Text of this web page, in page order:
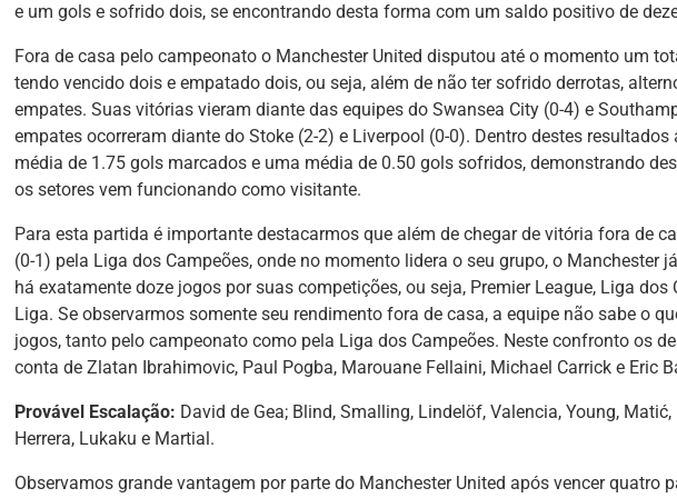
e um gols e sofrido dois, se encontrando desta forma com um saldo positivo de
Fora de casa pelo campeonato o Manchester United disputou até o momento um
tendo vencido dois e empatado dois, ou seja, além de não ter sofrido derrotas,
empates. Suas vitórias vieram diante das equipes do Swansea City (0-4) e
empates ocorreram diante do Stoke (2-2) e Liverpool (0-0). Dentro destes resultados
média de 1.75 gols marcados e uma média de 0.50 gols sofridos, demonstrando
os setores vem funcionando como visitante.
Para esta partida é importante destacarmos que além de chegar de vitória fora de
(0-1) pela Liga dos Campeões, onde no momento lidera o seu grupo, o Manchester
há exatamente doze jogos por suas competições, ou seja, Premier League, Liga dos
Liga. Se observarmos somente seu rendimento fora de casa, a equipe não sabe o
jogos, tanto pelo campeonato como pela Liga dos Campeões. Neste confronto os
conta de Zlatan Ibrahimovic, Paul Pogba, Marouane Fellaini, Michael Carrick e Eric
Provável Escalação: David de Gea; Blind, Smalling, Lindelöf, Valencia, Young,
Herrera, Lukaku e Martial.
Observamos grande vantagem por parte do Manchester United após vencer quatro